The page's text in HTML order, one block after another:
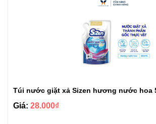
Túi nước giặt xả Sizen hương nước hoa
Giá: 28.000₫